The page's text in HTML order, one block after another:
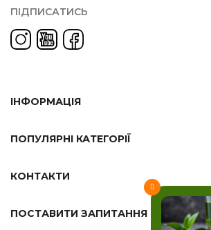
ПІДПИСАТИСЬ
ІНФОРМАЦІЯ
ПОПУЛЯРНІ КАТЕГОРІЇ
КОНТАКТИ
ПОСТАВИТИ ЗАПИТАННЯ